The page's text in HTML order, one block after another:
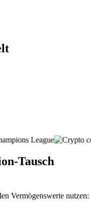
Tausch
Vermögenswerte nutzen: